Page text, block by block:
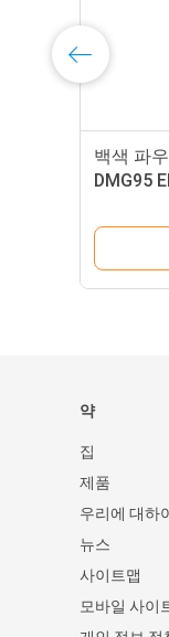
백색 파
DMG95
약
집
제품
우리에 대하
뉴스
사이트맵
모바일 사이